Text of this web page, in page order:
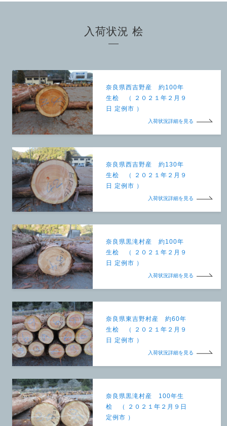
入荷状況 桧
奈良県西吉野産 約100年
生桧 （ ２０２１年２月９
日 定例市 ）
入荷状況詳細を見る
奈良県西吉野産 約130年
生桧 （ ２０２１年２月９
日 定例市 ）
入荷状況詳細を見る
奈良県黒滝村産 約100年
生桧 （ ２０２１年２月９
日 定例市 ）
入荷状況詳細を見る
奈良県東吉野村産 約60年
生桧 （ ２０２１年２月９
日 定例市 ）
入荷状況詳細を見る
奈良県黒滝村産 100年生
桧 （ ２０２１年２月９日
定例市 ）